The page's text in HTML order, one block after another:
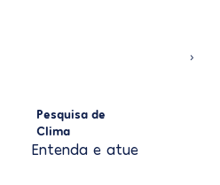
Pesquisa de
Clima
Entenda e atue